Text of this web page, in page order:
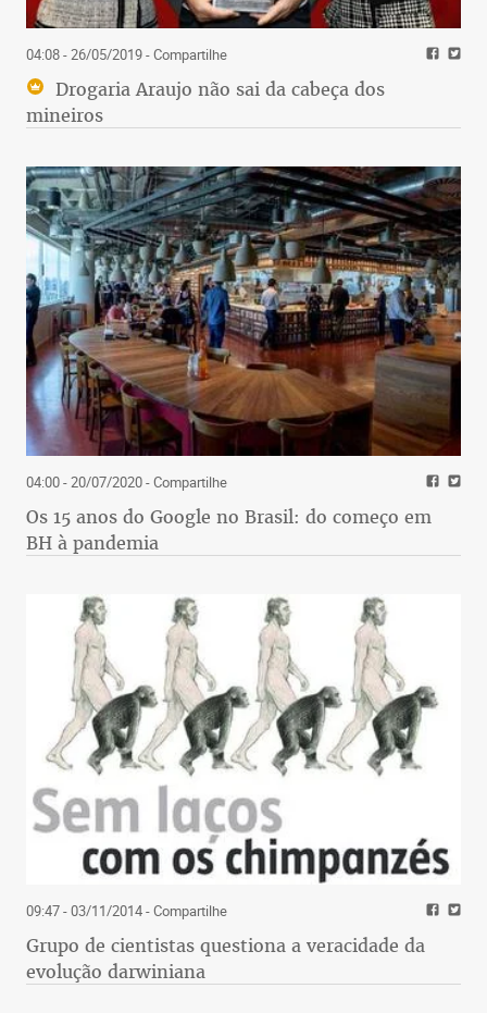
04:08 - 26/05/2019- Compartilhe
Drogaria Araujo não sai da cabeça dos
mineiros
04:00 - 20/07/2020- Compartilhe
Os 15 anos do Google no Brasil: do começo em
BH à pandemia
09:47 - 03/11/2014- Compartilhe
Grupo de cientistas questiona a veracidade da
evolução darwiniana